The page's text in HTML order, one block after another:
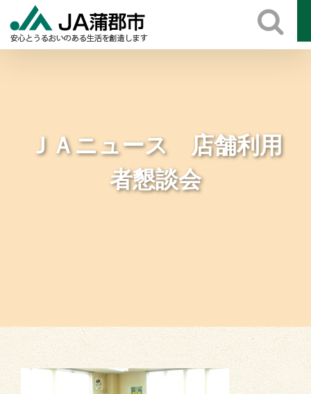
ＪＡニュース 店舗利用
者懇談会